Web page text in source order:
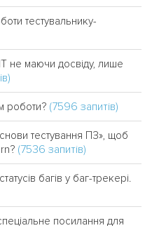
тестувальнику-
не маючи досвіду, лише
роботи? (7596 запитів)
тестування ПЗ», щоб
(7536 запитів)
багів у баг-трекері.
посилання для